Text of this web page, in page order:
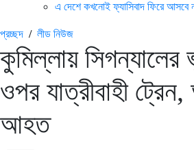
এ দেশে কখনোই ফ্যাসিবাদ ফিরে আসবে
প্রচ্ছদ / লীড নিউজ
কুমিল্লায় সিগন্যালের
ওপর যাত্রীবাহী
আহত